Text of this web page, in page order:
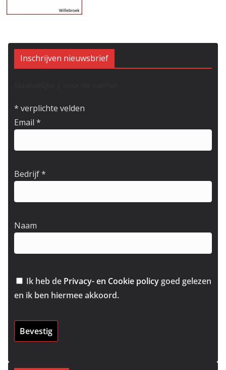
Inschrijven nieuwsbrief
* verplichte velden
Email *
Bedrijf*
Naam
Ik heb de Privacy- en Cookie policygoed gelezen
en ik ben hiermee akkoord.